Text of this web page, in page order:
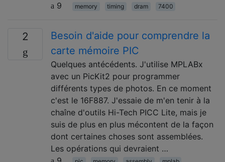
9
memory timing dram 7400
2
Besoin d'aide pour comprendre la
carte mémoire PIC
Quelques antécédents. J'utilise MPLABx
avec un PicKit2 pour programmer
différents types de photos. En ce moment
c'est le 16F887. J'essaie de m'en tenir à la
chaîne d'outils Hi-Tech PICC Lite, mais je
suis de plus en plus mécontent de la façon
dont certaines choses sont assemblées.
Les opérations qui devraient …